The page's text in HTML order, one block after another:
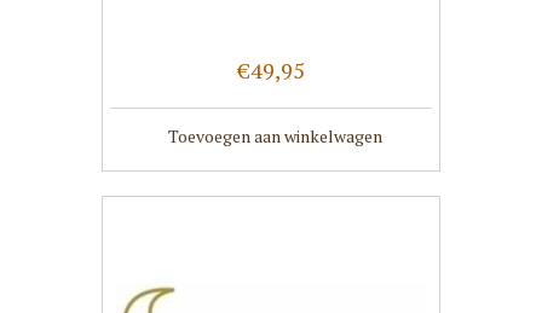
€49,95
Toevoegen aan winkelwagen